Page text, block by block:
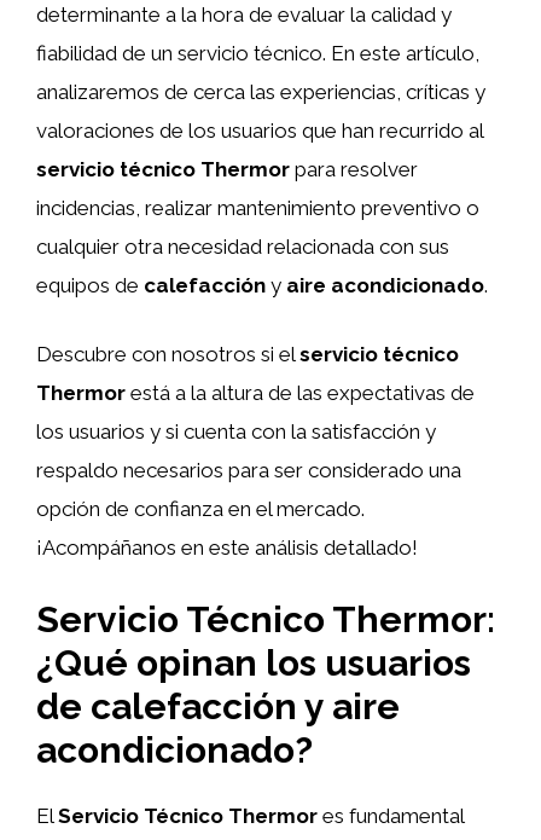
determinante a la hora de evaluar la calidad y
fiabilidad de un servicio técnico. En este artículo,
analizaremos de cerca las experiencias, críticas y
valoraciones de los usuarios que han recurrido al
servicio técnico Thermor para resolver
incidencias, realizar mantenimiento preventivo o
cualquier otra necesidad relacionada con sus
equipos de calefacción y aire acondicionado.
Descubre con nosotros si elservicio técnico
Thermor está a la altura de las expectativas de
los usuarios y si cuenta con la satisfacción y
respaldo necesarios para ser considerado una
opción de confianza en el mercado.
¡Acompáñanos en este análisis detallado!
Servicio Técnico Thermor:
¿Qué opinan los usuarios
de calefacción y aire
acondicionado?
ElServicio Técnico Thermor es fundamental